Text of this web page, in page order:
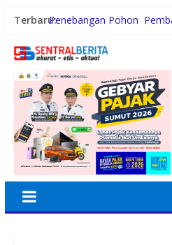
Terbaru:Penebangan Pohon
Idi Tunong Mulai Gelar
Gubernur Bobby Nasution
Sitolu Ori Miliki Gedung
Kebiasaan Finansial yang